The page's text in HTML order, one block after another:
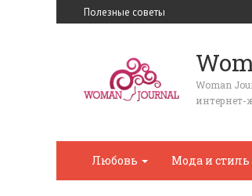
Полезные советы
Woman
интернет-
Любовь Мода и стиль